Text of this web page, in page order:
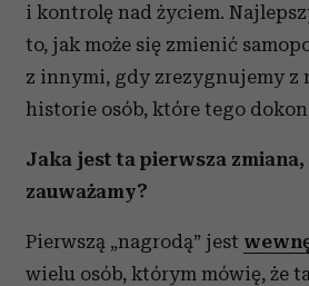
i kontrolę nad życiem.
to, jak może się zmienić
z innymi, gdy zrezygnujemy z
historie osób, które tego
Jaka jest ta pierwsza
zauważamy?
Pierwszą „nagrodą” jest
wielu osób, którym mówię, że